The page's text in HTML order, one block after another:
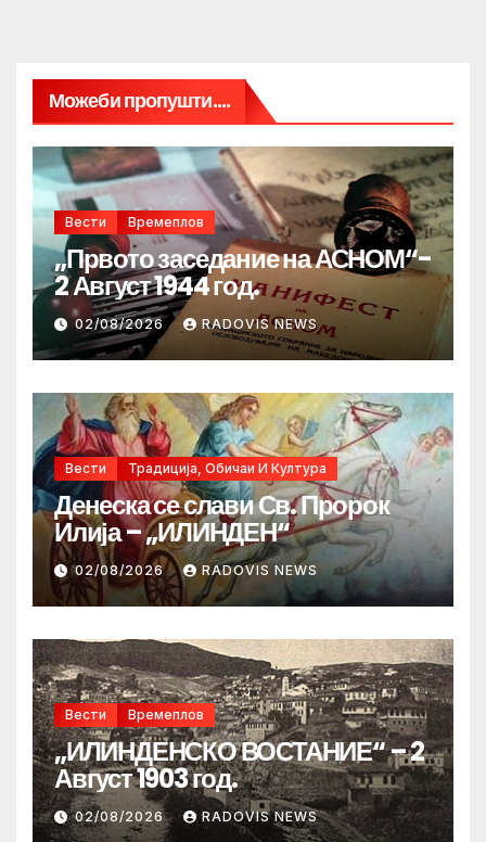
Можеби пропушти....
Вести Времеплов
„Првото заседание на АСНОМ“-
2 Август 1944 год.
02/08/2026 RADOVIS NEWS
Вести Традиција, Обичаи И Култура
Денеска се слави Св. Пророк
Илија – „ИЛИНДЕН“
02/08/2026 RADOVIS NEWS
Вести Времеплов
„ИЛИНДЕНСКО ВОСТАНИЕ“ – 2
Август 1903 год.
02/08/2026 RADOVIS NEWS